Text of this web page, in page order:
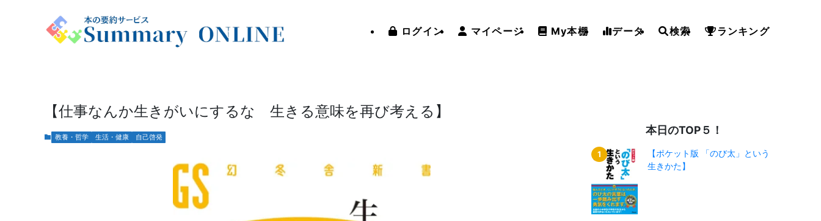
ログイン マイページ My本棚 データ 検索 ランキング
【仕事なんか生きがいにするな 生きる意味を再び考える】
教養・哲学 生活・健康 自己啓発
本日のTOP５！
【ポケット版 「のび太」という
生きかた】